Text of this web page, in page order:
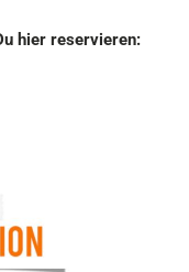
hier reservieren: